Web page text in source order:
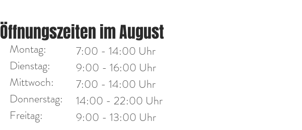
Dienstag
Mittwoch
Donnerstag
Freitag
14:00 - 18:00 Uhr
14:00 - 18:00 Uhr
14:00 - 19:30 Uhr
10:00 - 13:00 Uhr
Öffnungszeiten im August
Montag:
Dienstag:
Mittwoch:​
Donnerstag:
Freitag:
7:00 - 14:00 Uhr
9:00 - 16:00 Uhr
7:00 - 14:00 Uhr
14:00 - 22:00 Uhr
9:00 - 13:00 Uhr